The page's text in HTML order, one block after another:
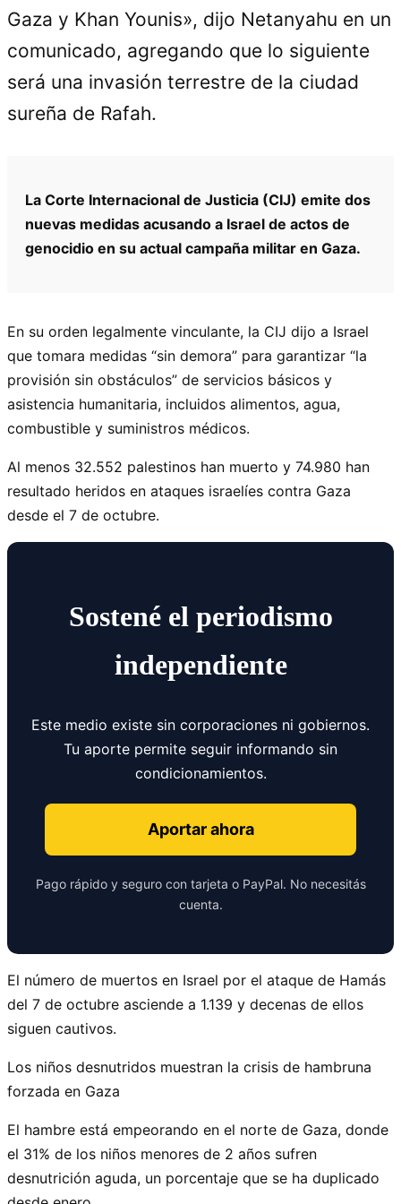
Gaza y Khan Younis», dijo Netanyahu en un
comunicado, agregando que lo siguiente
será una invasión terrestre de la ciudad
sureña de Rafah.
La Corte Internacional de Justicia (CIJ) emite dos
nuevas medidas acusando a Israel de actos de
genocidio en su actual campaña militar en Gaza.
En su orden legalmente vinculante, la CIJ dijo a Israel
que tomara medidas “sin demora” para garantizar “la
provisión sin obstáculos” de servicios básicos y
asistencia humanitaria, incluidos alimentos, agua,
combustible y suministros médicos.
Al menos 32.552 palestinos han muerto y 74.980 han
resultado heridos en ataques israelíes contra Gaza
desde el 7 de octubre.
Sostené el periodismo
independiente
Este medio existe sin corporaciones ni gobiernos.
Tu aporte permite seguir informando sin
condicionamientos.
Aportar ahora
Pago rápido y seguro con tarjeta o PayPal. No necesitás
cuenta.
El número de muertos en Israel por el ataque de Hamás
del 7 de octubre asciende a 1.139 y decenas de ellos
siguen cautivos.
Los niños desnutridos muestran la crisis de hambruna
forzada en Gaza
El hambre está empeorando en el norte de Gaza, donde
el 31% de los niños menores de 2 años sufren
desnutrición aguda, un porcentaje que se ha duplicado